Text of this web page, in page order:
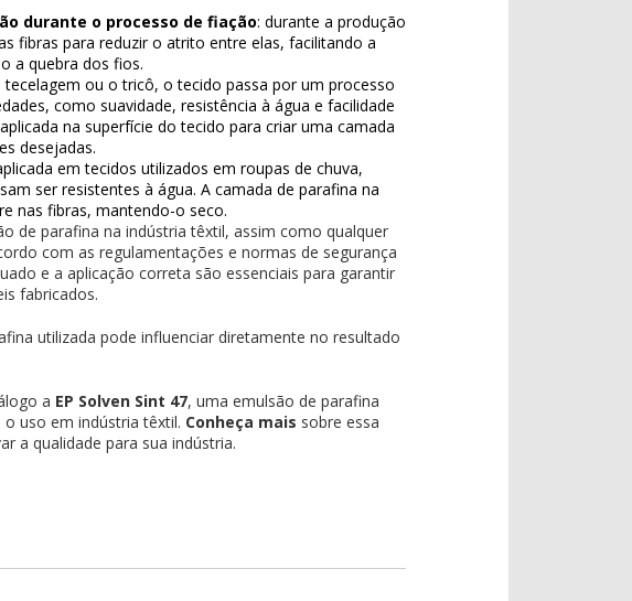
durante o processo de fiação: durante a produção
fibras para reduzir o atrito entre elas, facilitando a
a quebra dos fios.
tecelagem ou o tricô, o tecido passa por um processo
como suavidade, resistência à água e facilidade
na superfície do tecido para criar uma camada
desejadas.
em tecidos utilizados em roupas de chuva,
ser resistentes à água. A camada de parafina na
nas fibras, mantendo-o seco.
de parafina na indústria têxtil, assim como qualquer
com as regulamentações e normas de segurança
e a aplicação correta são essenciais para garantir
fabricados.
utilizada pode influenciar diretamente no resultado
a EP Solven Sint 47, uma emulsão de parafina
uso em indústria têxtil. Conheça mais sobre essa
a qualidade para sua indústria.